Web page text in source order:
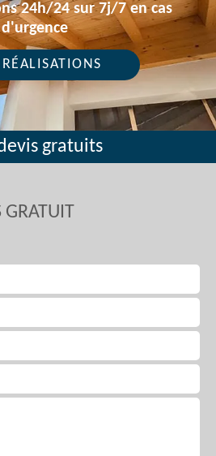
24h/24 sur 7j/7 en cas
d'urgence
gratuits
GRATUIT